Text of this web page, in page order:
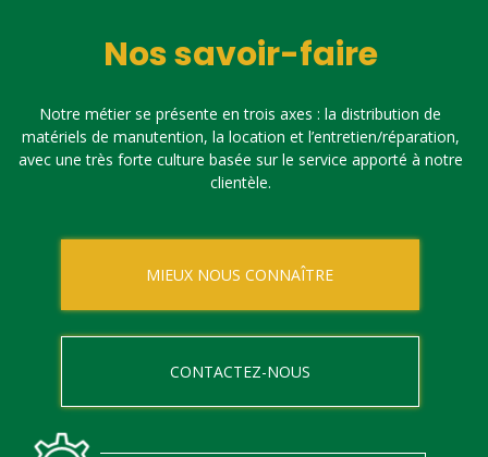
Nos savoir-faire
Notre métier se présente en trois axes : la distribution de
matériels de manutention, la location et l’entretien/réparation,
avec une très forte culture basée sur le service apporté à notre
clientèle.
MIEUX NOUS CONNAÎTRE
CONTACTEZ-NOUS